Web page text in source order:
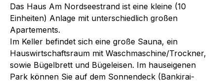
Das Haus Am Nordseestrand ist eine kleine (10
Einheiten) Anlage mit unterschiedlich großen
Apartements.
Im Keller befindet sich eine große Sauna, ein
Hauswirtschaftsraum mit Waschmaschine/Trockner,
sowie Bügelbrett und Bügeleisen. Im hauseigenen
Park können Sie auf dem Sonnendeck (Bankirai-